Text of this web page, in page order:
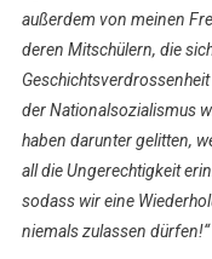
außerdem von meinen
deren Mitschülern, die
der Nationalsozialismus
haben darunter gelitten,
all die Ungerechtigkeit
sodass wir eine
niemals zulassen dürfen!“